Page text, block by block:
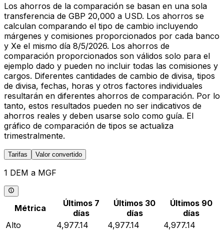
Los ahorros de la comparación se basan en una sola
transferencia de GBP 20,000 a USD. Los ahorros se
calculan comparando el tipo de cambio incluyendo
márgenes y comisiones proporcionados por cada banco
y Xe el mismo día 8/5/2026. Los ahorros de
comparación proporcionados son válidos solo para el
ejemplo dado y pueden no incluir todas las comisiones y
cargos. Diferentes cantidades de cambio de divisa, tipos
de divisa, fechas, horas y otros factores individuales
resultarán en diferentes ahorros de comparación. Por lo
tanto, estos resultados pueden no ser indicativos de
ahorros reales y deben usarse solo como guía. El
gráfico de comparación de tipos se actualiza
trimestralmente.
Tarifas Valor convertido
1 DEM a MGF
Métrica
Últimos 7
días
Últimos 30
días
Últimos 90
días
Alto
4,977.14 4,977.14
4,977.14